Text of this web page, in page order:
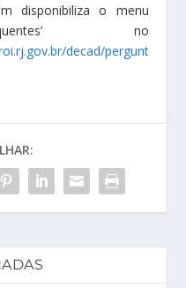
disponibiliza o menu
no
decad/pergunt